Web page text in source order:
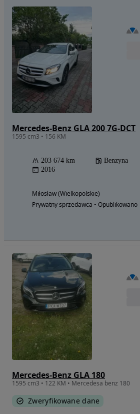
Mercedes-Benz GLA 200 7G-DCT
1595 cm3 • 156 KM
203 674 km Benzyna
2016
Miłosław (Wielkopolskie)
Prywatny sprzedawca • Opublikowano
Mercedes-Benz GLA 180
1595 cm3 • 122 KM • Mercedesa benz 180
Zweryfikowane dane